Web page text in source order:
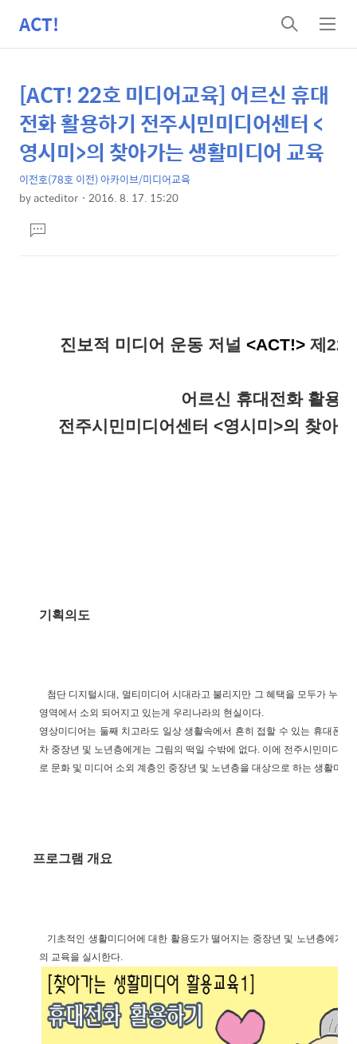
ACT!
검
색
메
뉴
상
세
컨
텐
츠
본
문
제
목
[ACT! 22호 미디어교육] 어르신 휴대
전화 활용하기 전주시민미디어센터 <
영시미>의 찾아가는 생활미디어 교육
이전호(78호 이전) 아카이브/미디어교육
byacteditor 2016. 8. 17. 15:20
문댓
글
진보적 미디어 운동 저널 <ACT!> 제22
어르신 휴대전화 활용
전주시민미디어센터 <영시미>의 찾아
기획의도
첨단 디지털시대, 멀티미디어 시대라고 불리지만 그 혜택을 모두가 누리
영역에서 소외 되어지고 있는게 우리나라의 현실이다.
영상미디어는 둘째 치고라도 일상 생활속에서 흔히 접할 수 있는 휴대폰,
차 중장년 및 노년층에게는 그림의 떡일 수밖에 없다. 이에 전주시민미디어
로 문화 및 미디어 소외 계층인 중장년 및 노년층을 대상으로 하는 생활미
프로그램 개요
기초적인 생활미디어에 대한 활용도가 떨어지는 중장년 및 노년층에게
의 교육을 실시한다.